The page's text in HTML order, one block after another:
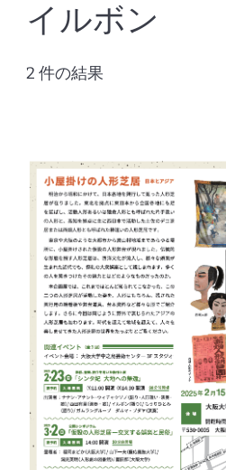
イルボン
2 件の結果